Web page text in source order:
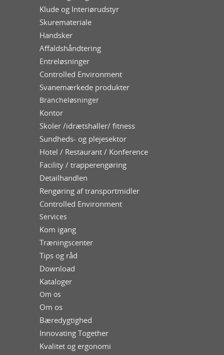
Klude og Interiørudstyr
Skuremateriale
Handsker
Affaldshåndtering
Entreløsninger
Controlled Environment
Svanemærkede produkter
Brancheløsninger
Kontor
Skoler /idrætshaller/ fitness
Sundheds- og plejesektor
Hotel / Restaurant / Konference
Facility / trapperengøring
Detailhandlen
Rengøring af transportmidler
Controlled Environment
Services
Kom igang
Træningscenter
Tips og råd
Download
Kataloger
Om os
Om os
Bæredygtighed
Innovating Together
Kvalitet og ergonomi